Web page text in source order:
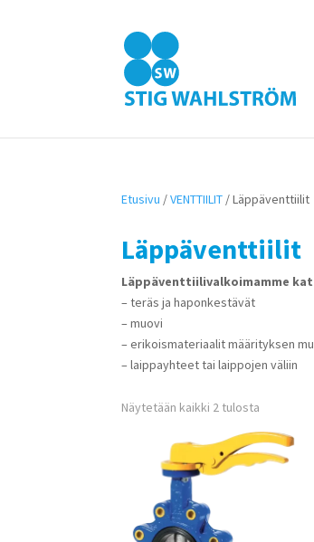
Etusivu /VENTTIILIT / Läppäventtiilit
Läppäventtiilit
Läppäventtiilivalkoimamme
– teräs ja haponkestävät
– muovi
– erikoismateriaalit määrityksen
– laippayhteet tai laippojen väliin
Näytetään kaikki 2 tulosta